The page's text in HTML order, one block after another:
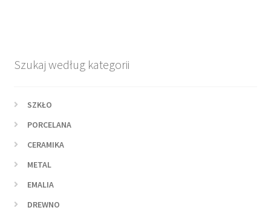
Szukaj według kategorii
SZKŁO
PORCELANA
CERAMIKA
METAL
EMALIA
DREWNO